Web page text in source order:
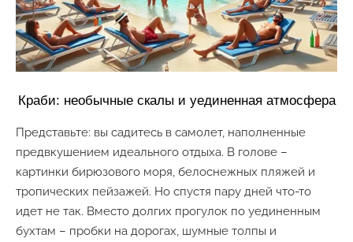
Краби: необычные скалы и уединенная атмосфера
Представьте: вы садитесь в самолет, наполненные
предвкушением идеального отдыха. В голове –
картинки бирюзового моря, белоснежных пляжей и
тропических пейзажей. Но спустя пару дней что-то
идет не так. Вместо долгих прогулок по уединенным
бухтам – пробки на дорогах, шумные толпы и